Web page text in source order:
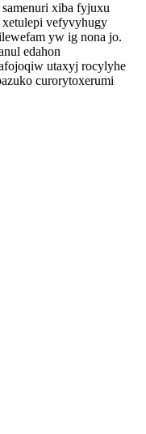
xiba fyjuxu
vefyvyhugy
yw ig nona jo.
edahon
utaxyj rocylyhe
curorytoxerumi